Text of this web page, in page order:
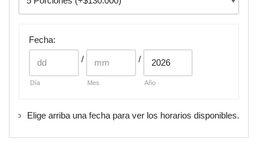
Fecha:
Día
/
Mes
/
Año
Elige arriba una fecha para ver los horarios disponibles.